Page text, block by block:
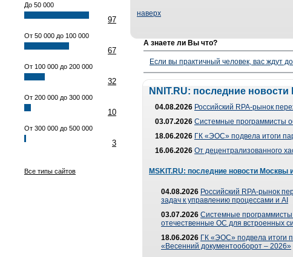
До 50 000
97
От 50 000 до 100 000
67
От 100 000 до 200 000
32
От 200 000 до 300 000
10
От 300 000 до 500 000
3
Все типы сайтов
наверх
А знаете ли Вы что?
Если вы практичный человек, вас ждут
NNIT.RU: последние
04.08.2026 Российский RPA-рынок
03.07.2026 Системные программисты
18.06.2026 ГК «ЭОС» подвела итоги
16.06.2026 От децентрализованного
MSKIT.RU: последние новости Москвы
04.08.2026 Российский RPA-рынок
задач к управлению процессами и AI
03.07.2026 Системные
отечественные ОС для встроенных
18.06.2026 ГК «ЭОС» подвела итоги
«Весенний документооборот – 2026»